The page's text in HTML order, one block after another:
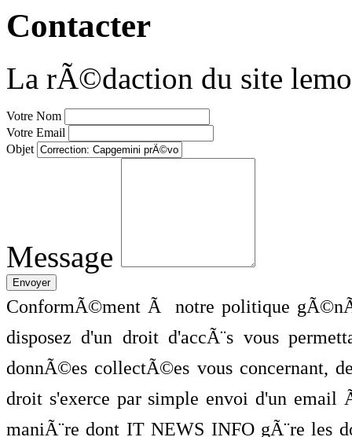
Contacter
La rÃ©daction du site
Votre Nom
Votre Email
Objet
Message
ConformÃ©ment Ã notre politique
disposez d'un droit d'accÃ¨s vous
donnÃ©es collectÃ©es vous concernant,
droit s'exerce par simple envoi d'un
maniÃ¨re dont IT NEWS INFO gÃ¨re les